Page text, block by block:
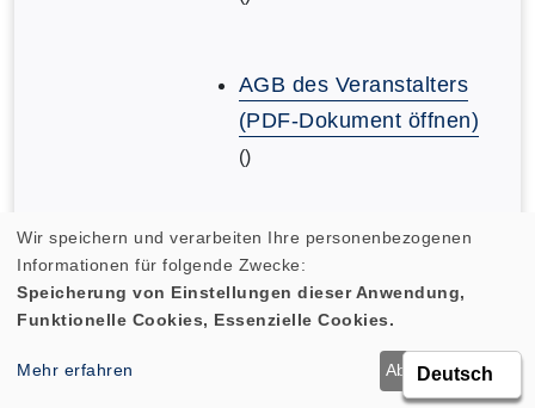
AGB des Veranstalters
(PDF-Dokument öffnen)
()
AGB des Veranstalters
(PDF-Dokument öffnen)
()
Wir speichern und verarbeiten Ihre personenbezogenen
Informationen für folgende Zwecke:
Speicherung von Einstellungen dieser Anwendung,
Funktionelle Cookies, Essenzielle Cookies.
Mehr erfahren Ablehnen OK